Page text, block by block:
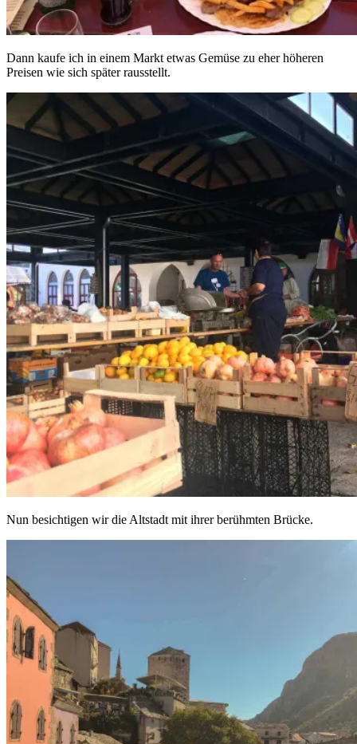
Dann kaufe ich in einem Markt etwas Gemüse zu eher höheren
Preisen wie sich später rausstellt.
Nun besichtigen wir die Altstadt mit ihrer berühmten Brücke.